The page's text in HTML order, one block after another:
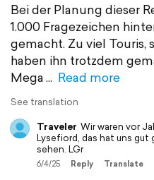
Bei der Planung dieser
1.000 Fragezeichen
gemacht. Zu viel Touris,
haben ihn trotzdem
Mega
Read more
See translation
Traveler Wir waren vor
Lysefiord, das hat uns gut
sehen. LGr
6/4/25 Reply Translate